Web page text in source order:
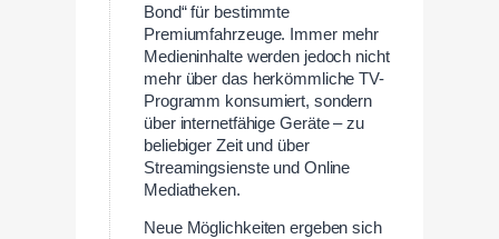
Bond“ für bestimmte
Premiumfahrzeuge. Immer mehr
Medieninhalte werden jedoch nicht
mehr über das herkömmliche TV-
Programm konsumiert, sondern
über internetfähige Geräte – zu
beliebiger Zeit und über
Streamingsienste und Online
Mediatheken.
Neue Möglichkeiten ergeben sich